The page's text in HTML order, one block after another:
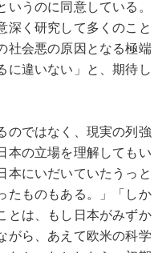
うのに同意している。
深く研究して多くのこと
社会悪の原因となる極端
に違いない」と、期待し
ではなく、現実の列強
本の立場を理解してもい
本にいだいていたうっと
たものもある。」「しか
とは、もし日本がみずか
がら、あえて欧米の科学